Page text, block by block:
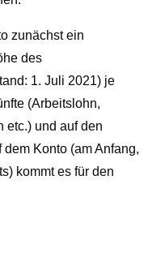
zunächst ein
des
1. Juli 2021) je
(Arbeitslohn,
etc.) und auf den
Konto (am Anfang,
kommt es für den